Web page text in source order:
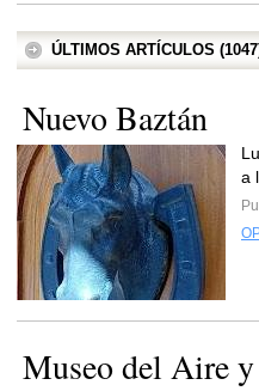
ÚLTIMOS ARTÍCULOS
Nuevo Baztán
a
Museo del Aire